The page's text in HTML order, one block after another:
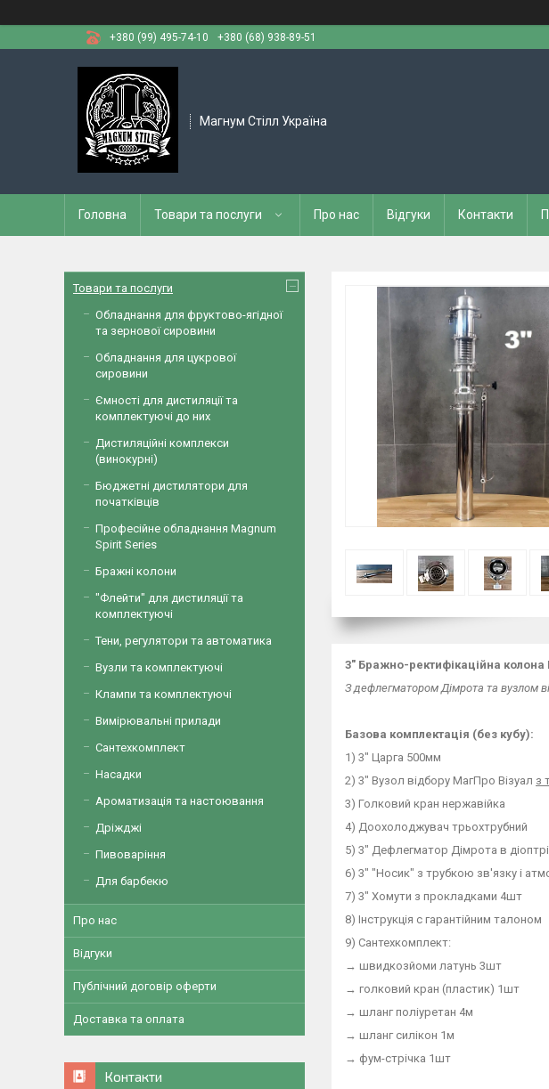
+380 (99) 495-74-10
+380 (68) 938-89-51
Магнум Стілл Україна
Головна Товари та послуги Про нас Відгуки Контакти
3" Бражно-ректифікаційна
З дефлегматором Дімрота та вузлом
Базова комплектація (без кубу):
1) 3" Царга 500мм
2) 3" Вузол відбору МагПро Візуал з
3) Голковий кран нержавійка
4) Доохолоджувач трьохтрубний
5) 3" Дефлегматор Дімрота в діоптрі
6) 3" "Носик" з трубкою зв'язку і
7) 3" Хомути з прокладками 4шт
8) Інструкція с гарантійним талоном
9) Сантехкомплект:
→ швидкозйоми латунь 3шт
→ голковий кран (пластик) 1шт
→ шланг поліуретан 4м
→ шланг силікон 1м
→ фум-стрічка 1шт
Товари та послуги
Обладнання для фруктово-ягідної
та зернової сировини
Обладнання для цукрової
сировини
Ємності для дистиляції та
комплектуючі до них
Дистиляційні комплекси
(винокурні)
Бюджетні дистилятори для
початківців
Професійне обладнання Magnum
Spirit Series
Бражні колони
"Флейти" для дистиляції та
комплектуючі
Тени, регулятори та автоматика
Вузли та комплектуючі
Клампи та комплектуючі
Вимірювальні прилади
Сантехкомплект
Насадки
Ароматизація та настоювання
Дріжджі
Пивоваріння
Для барбекю
Про нас
Відгуки
Публічний договір оферти
Доставка та оплата
Контакти